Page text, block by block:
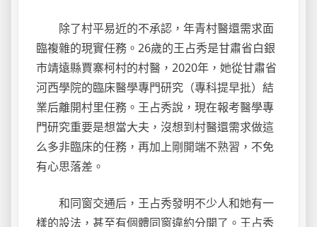
除了村平易近的不承認，年青村醫還需求面
臨複雜的現實任務。26歲的王占秀是甘肅省白銀
市靖遠縣賈寨柯村的村醫，2020年，她從甘肅省
河西學院的臨床醫學專門研究（專科提早批）結
業后離開村里任務。王占秀說，現在報考醫學專
門研究重要是想當大夫，沒想到村醫還需求做這
么多非臨床的任務，再加上剛開端不熟習，不免
有心思落差。
和同窗交通后，王占秀發明不少人和她有一
樣的設法，甚至有個體同窗違約分開了。王占秀